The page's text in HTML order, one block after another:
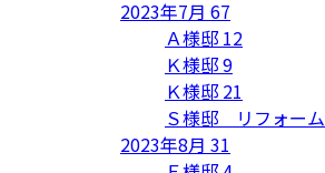
2023年7月 67
Ａ様邸 12
Ｋ様邸9
Ｋ様邸 21
Ｓ様邸 リフォーム
2023年8月 31